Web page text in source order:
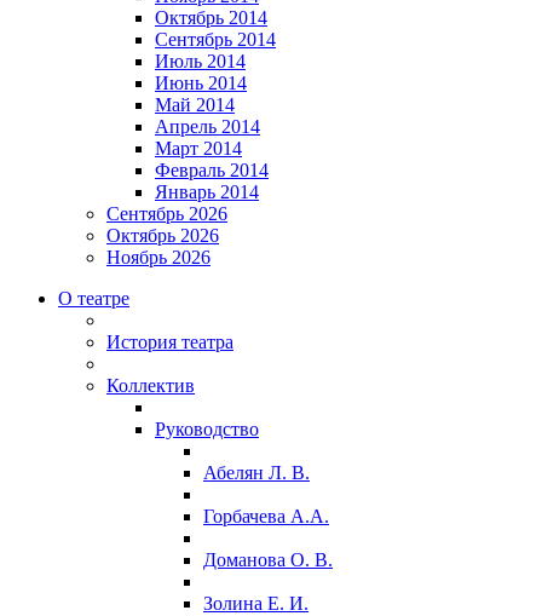
Октябрь 2014
Сентябрь 2014
Июль 2014
Июнь 2014
Май 2014
Апрель 2014
Март 2014
Февраль 2014
Январь 2014
Сентябрь 2026
Октябрь 2026
Ноябрь 2026
О театре
История театра
Коллектив
Руководство
Абелян Л. В.
Горбачева А.А.
Доманова О. В.
Золина Е. И.